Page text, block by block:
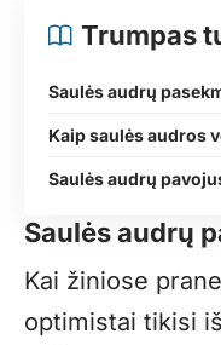
Trumpas
Saulės audrų
Kaip saulės audros
Saulės audrų
Saulės audrų
Kai žiniose
optimistai tikisi